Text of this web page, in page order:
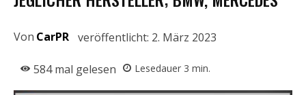
Von CarPR veröffentlicht: 2. März 2023
584mal gelesen Lesedauer 3 min.